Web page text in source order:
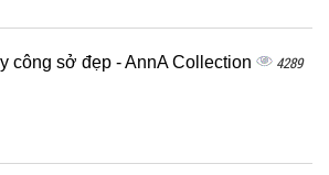
công sở đẹp - AnnA Collection 4289